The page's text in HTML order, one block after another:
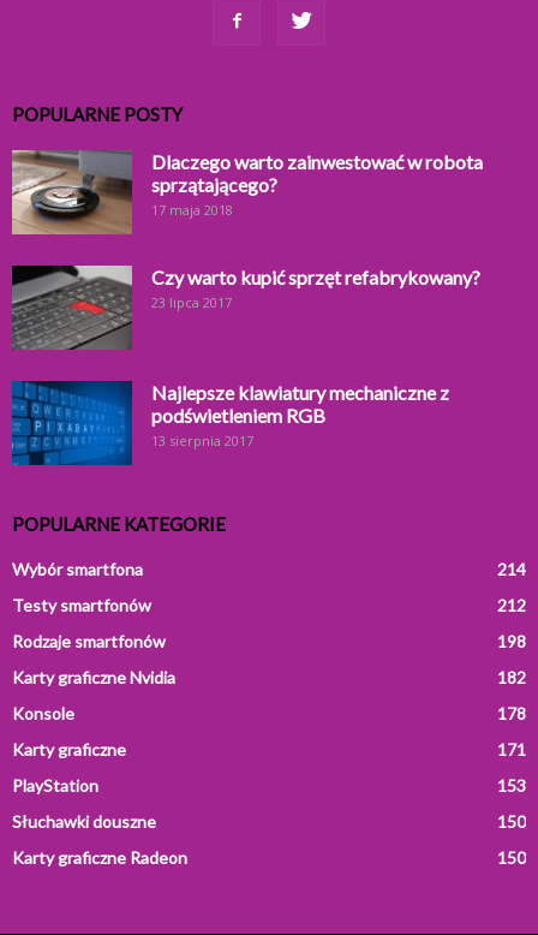
POPULARNE POSTY
Dlaczego warto zainwestować w robota
sprzątającego?
17 maja 2018
Czy warto kupić sprzęt refabrykowany?
23 lipca 2017
Najlepsze klawiatury mechaniczne z
podświetleniem RGB
13 sierpnia 2017
POPULARNE KATEGORIE
Wybór smartfona
214
Testy smartfonów
212
Rodzaje smartfonów
198
Karty graficzne Nvidia
182
Konsole
178
Karty graficzne
171
PlayStation
153
Słuchawki douszne
150
Karty graficzne Radeon
150